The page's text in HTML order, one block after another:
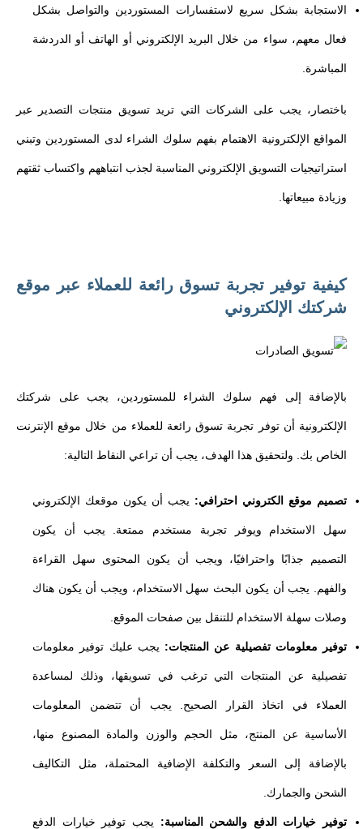
الاستجابة بشكل سريع لاستفسارات المستوردين والتواصل بشكل
فعال معهم، سواء من خلال البريد الإلكتروني أو الهاتف أو الدردشة
المباشرة.
باختصار، يجب على الشركات التي تريد تسويق منتجات التصدير عبر
المواقع الإلكترونية الاهتمام بفهم سلوك الشراء لدى المستوردين وتبني
استراتيجيات التسويق الإلكتروني المناسبة لجذب انتباههم واكتساب ثقتهم
وزيادة مبيعاتها.
كيفية توفير تجربة تسوق رائعة للعملاء عبر موقع
شركتك الإلكتروني
بالإضافة إلى فهم سلوك الشراء للمستوردين، يجب على شركتك
الإلكترونية أن توفر تجربة تسوق رائعة للعملاء من خلال موقع الإنترنت
الخاص بك. ولتحقيق هذا الهدف، يجب أن تراعي النقاط التالية:
تصميم موقع الكتروني احترافي: يجب أن يكون موقعك الإلكتروني
سهل الاستخدام ويوفر تجربة مستخدم ممتعة. يجب أن يكون
التصميم جذابًا واحترافيًا، ويجب أن يكون المحتوى سهل القراءة
والفهم. يجب أن يكون البحث سهل الاستخدام، ويجب أن يكون هناك
وصلات سهلة الاستخدام للتنقل بين صفحات الموقع.
توفير معلومات تفصيلية عن المنتجات: يجب عليك توفير معلومات
تفصيلية عن المنتجات التي ترغب في تسويقها، وذلك لمساعدة
العملاء في اتخاذ القرار الصحيح. يجب أن تتضمن المعلومات
الأساسية عن المنتج، مثل الحجم والوزن والمادة المصنوع منها،
بالإضافة إلى السعر والتكلفة الإضافية المحتملة، مثل التكاليف
الشحن والجمارك.
توفير خيارات الدفع والشحن المناسبة: يجب توفير خيارات الدفع